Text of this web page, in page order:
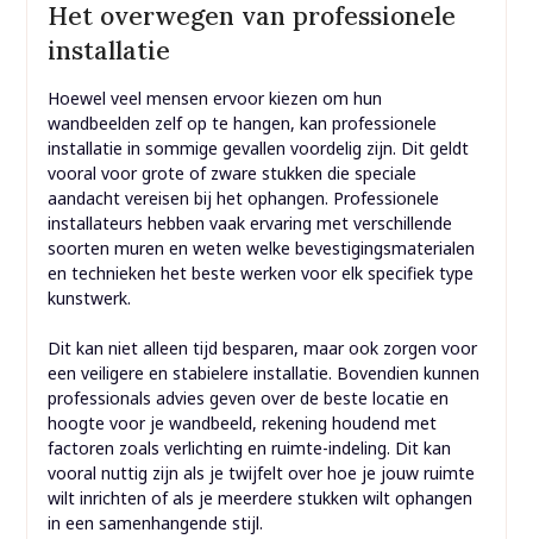
Het overwegen van professionele
installatie
Hoewel veel mensen ervoor kiezen om hun
wandbeelden zelf op te hangen, kan professionele
installatie in sommige gevallen voordelig zijn. Dit geldt
vooral voor grote of zware stukken die speciale
aandacht vereisen bij het ophangen. Professionele
installateurs hebben vaak ervaring met verschillende
soorten muren en weten welke bevestigingsmaterialen
en technieken het beste werken voor elk specifiek type
kunstwerk.
Dit kan niet alleen tijd besparen, maar ook zorgen voor
een veiligere en stabielere installatie. Bovendien kunnen
professionals advies geven over de beste locatie en
hoogte voor je wandbeeld, rekening houdend met
factoren zoals verlichting en ruimte-indeling. Dit kan
vooral nuttig zijn als je twijfelt over hoe je jouw ruimte
wilt inrichten of als je meerdere stukken wilt ophangen
in een samenhangende stijl.